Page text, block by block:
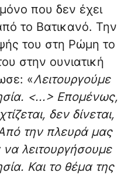
που δεν έχει
το Βατικανό. Την
του στη Ρώμη το
στην ουνιατική
«Λειτουργούμε
<...> Επομένως,
δεν δίνεται,
την πλευρά μας
λειτουργήσουμε
Και το θέμα της